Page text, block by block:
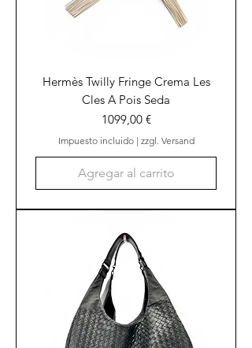
Hermès Twilly Fringe Crema Les
Cles A Pois Seda
Precio
1099,00 €
Impuesto incluido| zzgl. Versand
Agregar al carrito